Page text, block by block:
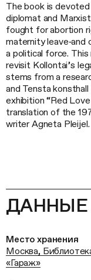
The book is
diplomat and
fought for abortion
maternity leave‑and
a political force.
revisit Kollontai’s
stems from a
and Tensta
exhibition “Red
translation of the
writer Agneta Pleijel.
ДАННЫЕ
Место хранения
Москва,
«Гараж»